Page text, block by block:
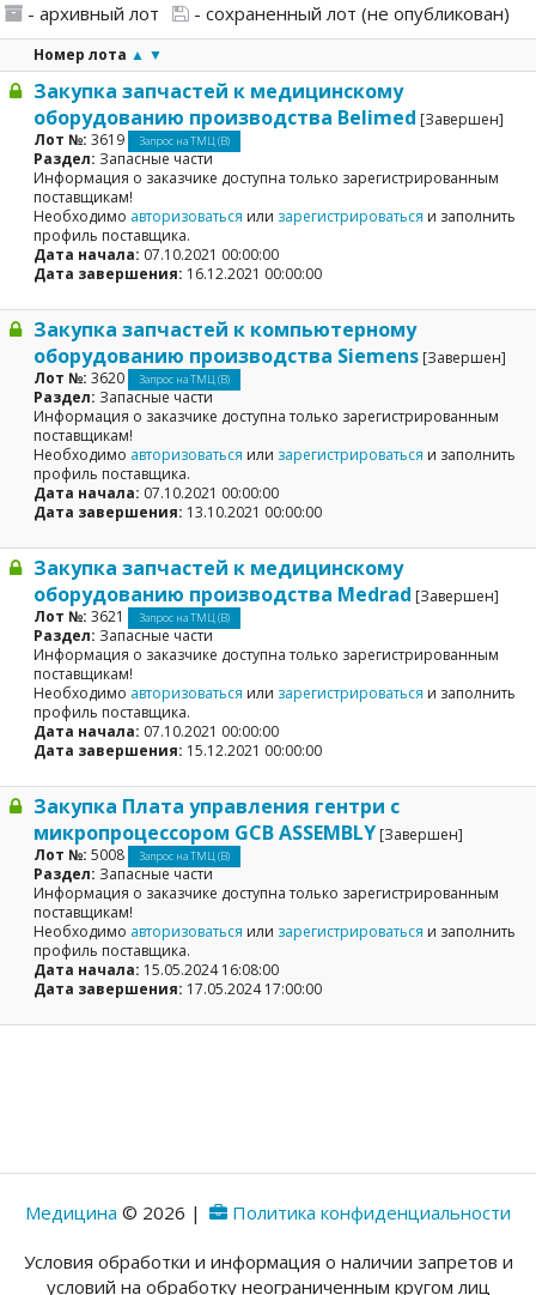
- архивный лот
- сохраненный лот (не опубликован)
Номер лота ▲ ▼
Закупка запчастей к медицинскому
оборудованию производства Belimed [Завершен]
Лот №: 3619 Запрос на ТМЦ (В)
Раздел: Запасные части
Информация о заказчике доступна только зарегистрированным
поставщикам!
Необходимо авторизоваться или зарегистрироваться и заполнить
профиль поставщика.
Дата начала: 07.10.2021 00:00:00
Дата завершения: 16.12.2021 00:00:00
Закупка запчастей к компьютерному
оборудованию производства Siemens [Завершен]
Лот №: 3620 Запрос на ТМЦ (В)
Раздел: Запасные части
Информация о заказчике доступна только зарегистрированным
поставщикам!
Необходимо авторизоваться или зарегистрироваться и заполнить
профиль поставщика.
Дата начала: 07.10.2021 00:00:00
Дата завершения: 13.10.2021 00:00:00
Закупка запчастей к медицинскому
оборудованию производства Medrad [Завершен]
Лот №: 3621 Запрос на ТМЦ (В)
Раздел: Запасные части
Информация о заказчике доступна только зарегистрированным
поставщикам!
Необходимо авторизоваться или зарегистрироваться и заполнить
профиль поставщика.
Дата начала: 07.10.2021 00:00:00
Дата завершения: 15.12.2021 00:00:00
Закупка Плата управления гентри с
микропроцессором GCB ASSEMBLY [Завершен]
Лот №: 5008 Запрос на ТМЦ (В)
Раздел: Запасные части
Информация о заказчике доступна только зарегистрированным
поставщикам!
Необходимо авторизоваться или зарегистрироваться и заполнить
профиль поставщика.
Дата начала: 15.05.2024 16:08:00
Дата завершения: 17.05.2024 17:00:00
Медицина © 2026 | Политика конфиденциальности
Условия обработки и информация о наличии запретов и
условий на обработку неограниченным кругом лиц